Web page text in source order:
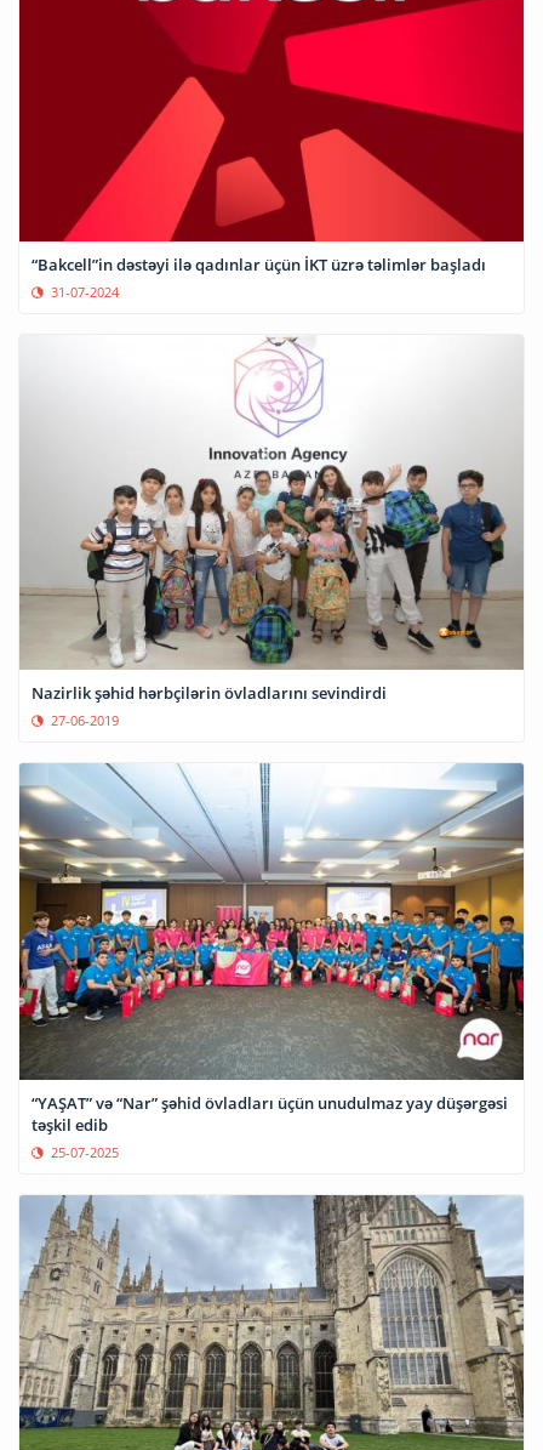
“Bakcell”in dəstəyi ilə qadınlar üçün İKT üzrə təlimlər başladı
31-07-2024
Nazirlik şəhid hərbçilərin övladlarını sevindirdi
27-06-2019
“YAŞAT” və “Nar” şəhid övladları üçün unudulmaz yay düşərgəsi
təşkil edib
25-07-2025